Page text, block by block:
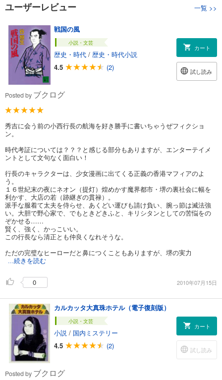
ユーザーレビュー 一覧 >>
戦国の風
小説・文芸
歴史・時代 / 歴史・時代小説
4.5
(2)
カート
試し読み
Posted by ブクログ
秀吉に会う前の小西行長の航海を好き勝手に書いちゃうぜフィクショ
ン。
時代考証については？？？と感じる部分もありますが、エンターテイメ
ントとして文句なく面白い！
行長のキャラクターは、少女漫画に出てくる正義の香港マフィアのよ
う。
１６世紀末の夜にネオン（提灯）煌めかす魔界都市・堺の裏社会に幅を
利かす、大店の若（跡継ぎの貫禄）。
派手な服着て太夫を侍らせ、あくどい運びも請け負い、腕っ節は滅法強
い。大胆で野心家で、でもときどきふと、キリシタンとしての苦悩をの
ぞかせる……
賢く、強く、かっこいい。
この行長なら清正とも仲良くなれそうな。
ただの完璧なヒーローだと鼻につくこともありますが、堺の実力
...続きを読む
0 2010年07月15日
カルカッタ大真珠ホテル（電子復刻版）
小説・文芸
小説 / 国内ミステリー
4.5
(2)
カート
試し読み
Posted by ブクログ